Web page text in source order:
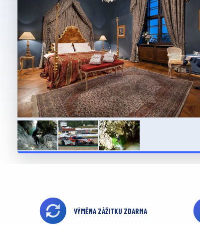
VÝMĚNA ZÁŽITKU ZDARMA